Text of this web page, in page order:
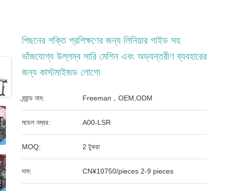
পিছনের শক্তি প্রশিক্ষণের জন্য লিনিয়ার গাইড সহ
ভাঁজযোগ্য উল্লম্ব সারি মেশিন এবং অভ্যন্তরীণ ব্যবহারের
জন্য কাস্টমাইজড লোগো
ব্র্যান্ড নাম: Freeman，OEM,ODM
মডেল নম্বর: A00-LSR
MOQ: 2 টুকরা
দাম: CN¥10750/pieces 2-9 pieces